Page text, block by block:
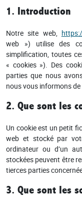
1. Introduction
Notre site web,
web ») utilise des
simplification, toutes
« cookies »). Des
parties que nous
nous vous informons de
2. Que sont les
Un cookie est un petit
web et stocké par
ordinateur ou d’un
stockées peuvent être
tierces parties
3. Que sont les